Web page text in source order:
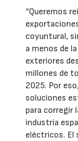
“Queremos
coyuntural,
a menos de
exteriores
millones de
2025. Por
soluciones
para corregir
industria
eléctricos. El